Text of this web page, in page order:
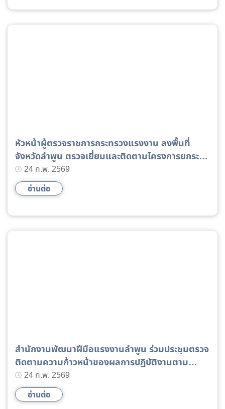
หัวหน้าผู้ตรวจราชการกระทรวงแรงงาน ลงพื้นที่
จังหวัดลำพูน ตรวจเยี่ยมและติดตามโครงการยกระดับ
ผลิตภาพและพัฒนากำลังคนเพื่อสร้างความสามารถ
ในการแข่งขัน
24 ก.พ. 2569
อ่านต่อ
สำนักงานพัฒนาฝีมือแรงงานลำพูน ร่วมประชุมตรวจ
ติดตามความก้าวหน้าของผลการปฏิบัติงานตาม
แผนการตรวจราชการของผู้ตรวจราชการกระทรวง
แรงงาน ประจำปีงบประมาณ พ.ศ. 2569 รอบที่ 2
(Progress Review)
24 ก.พ. 2569
อ่านต่อ